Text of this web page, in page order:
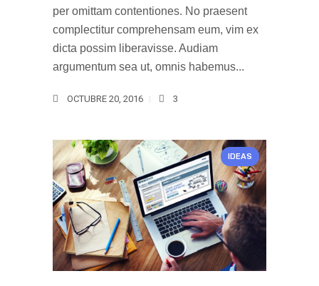
per omittam contentiones. No praesent
complectitur comprehensam eum, vim ex
dicta possim liberavisse. Audiam
argumentum sea ut, omnis habemus...
OCTUBRE 20, 2016 3
IDEAS